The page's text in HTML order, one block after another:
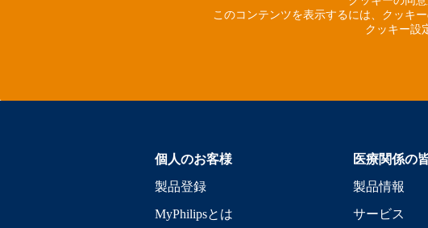
このコンテンツを表示するには、クッキ
クッキー設
個人のお客様
製品登録
MyPhilipsとは
医療関係の
製品情報
サービス